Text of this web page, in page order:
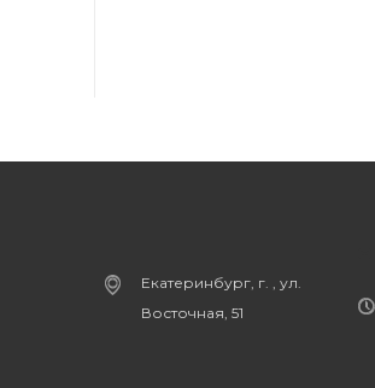
Екатеринбург, г. , ул.
Восточная, 51